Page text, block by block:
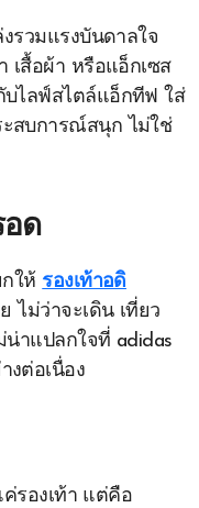
รวมแรงบันดาลใจ
เสื้อผ้า หรือแอ็กเซส
บไลฟ์สไตล์แอ็กทีฟ ใส่
ะสบการณ์สนุก ไม่ใช่
อด
ให้ รองเท้าอดิ
ไม่ว่าจะเดิน เที่ยว
น่าแปลกใจที่ adidas
งต่อเนื่อง
ค่รองเท้า แต่คือ